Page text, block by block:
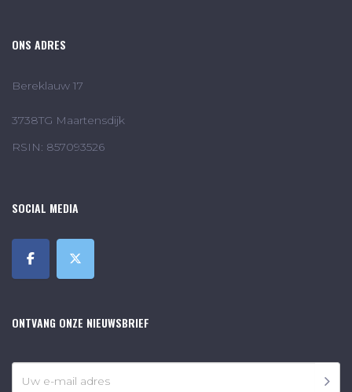
ONS ADRES
Bereklauw 17
3738TG Maartensdijk
RSIN: 857093526
SOCIAL MEDIA
ONTVANG ONZE NIEUWSBRIEF